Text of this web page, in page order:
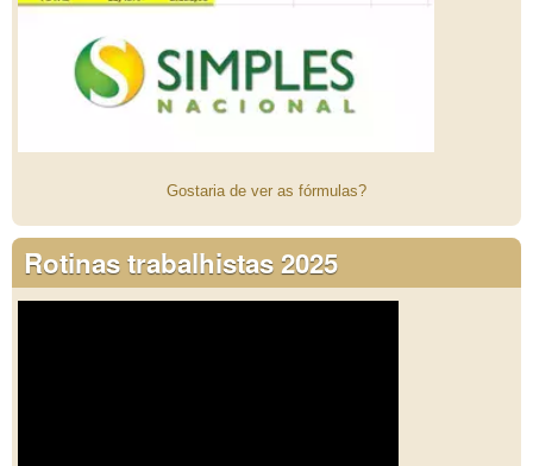
Gostaria de ver as fórmulas?
Rotinas trabalhistas 2025